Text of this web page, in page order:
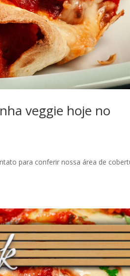
veggie hoje no
para conferir nossa área de